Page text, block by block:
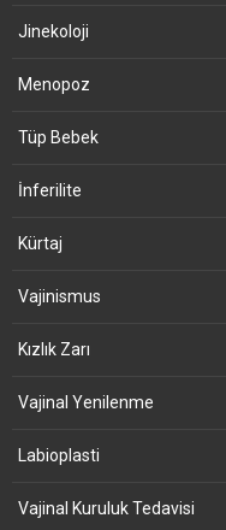
Jinekoloji
Menopoz
Tüp Bebek
İnferilite
Kürtaj
Vajinismus
Kızlık Zarı
Vajinal Yenilenme
Labioplasti
Vajinal Kuruluk Tedavisi